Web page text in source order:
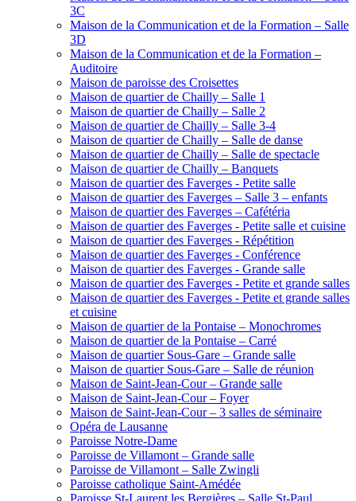
3C
Maison de la Communication et de la Formation – Salle
3D
Maison de la Communication et de la Formation –
Auditoire
Maison de paroisse des Croisettes
Maison de quartier de Chailly – Salle 1
Maison de quartier de Chailly – Salle 2
Maison de quartier de Chailly – Salle 3-4
Maison de quartier de Chailly – Salle de danse
Maison de quartier de Chailly – Salle de spectacle
Maison de quartier de Chailly – Banquets
Maison de quartier des Faverges - Petite salle
Maison de quartier des Faverges – Salle 3 – enfants
Maison de quartier des Faverges – Cafétéria
Maison de quartier des Faverges - Petite salle et cuisine
Maison de quartier des Faverges - Répétition
Maison de quartier des Faverges - Conférence
Maison de quartier des Faverges - Grande salle
Maison de quartier des Faverges - Petite et grande salles
Maison de quartier des Faverges - Petite et grande salles
et cuisine
Maison de quartier de la Pontaise – Monochromes
Maison de quartier de la Pontaise – Carré
Maison de quartier Sous-Gare – Grande salle
Maison de quartier Sous-Gare – Salle de réunion
Maison de Saint-Jean-Cour – Grande salle
Maison de Saint-Jean-Cour – Foyer
Maison de Saint-Jean-Cour – 3 salles de séminaire
Opéra de Lausanne
Paroisse Notre-Dame
Paroisse de Villamont – Grande salle
Paroisse de Villamont – Salle Zwingli
Paroisse catholique Saint-Amédée
Paroisse St-Laurent les Bergières – Salle St-Paul